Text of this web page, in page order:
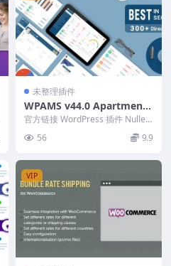
未整理插件
WPAMS v44.0 Apartment
Management System For
WordPress
官方链接 WordPress 插件 Nulled
的公寓管理系统是管理完整的住
房...56 9.9
VIP